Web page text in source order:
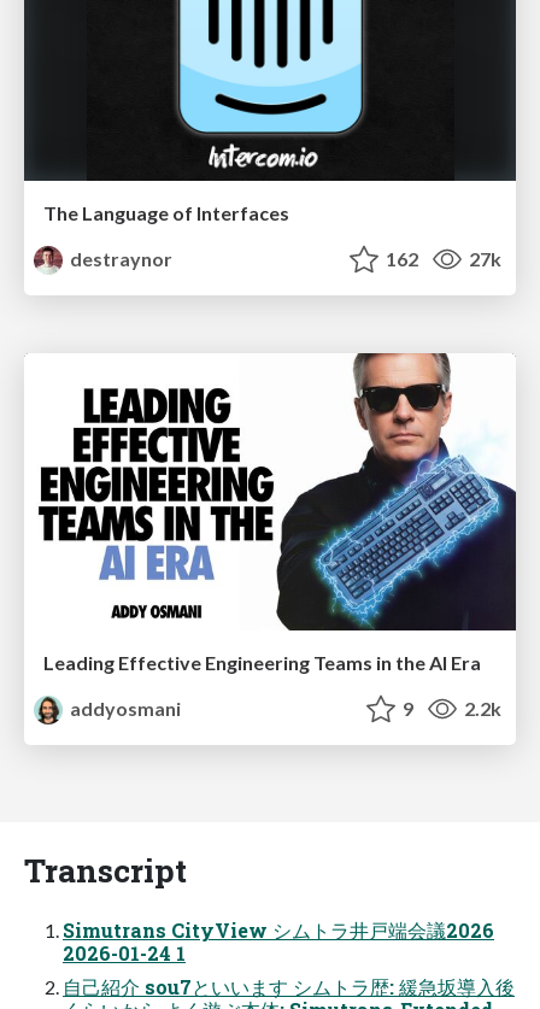
The Language of Interfaces
destraynor
162 27k
Leading Effective Engineering Teams in the AI Era
addyosmani
9 2.2k
Transcript
Simutrans CityView シムトラ井戸端会議2026
2026-01-24 1
自己紹介 sou7といいます シムトラ歴: 緩急坂導入後